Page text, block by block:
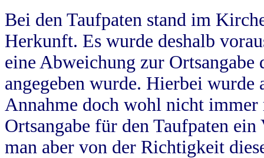
Bei den Taufpaten stand im
Herkunft. Es wurde deshalb
eine Abweichung zur
angegeben wurde. Hierbei wurde
Annahme doch wohl nicht
Ortsangabe für den Taufpaten
man aber von der Richtigkeit